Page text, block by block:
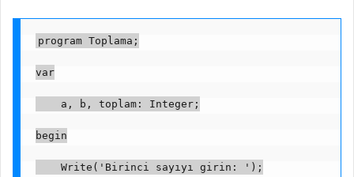
program Toplama;
var
    a, b, toplam: Integer;
begin
    Write('Birinci sayıyı girin: ');